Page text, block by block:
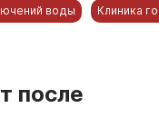
воды Клиника
после